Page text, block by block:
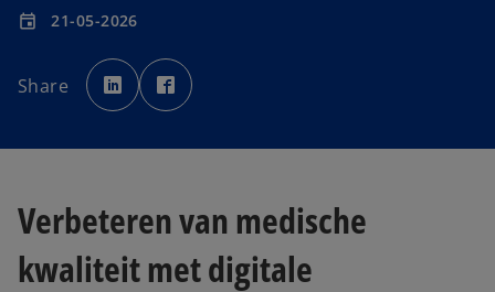
event 21-05-2026
Share
o
p
e
n
a
b
p
e
a
b
Verbeteren van medische
kwaliteit met digitale